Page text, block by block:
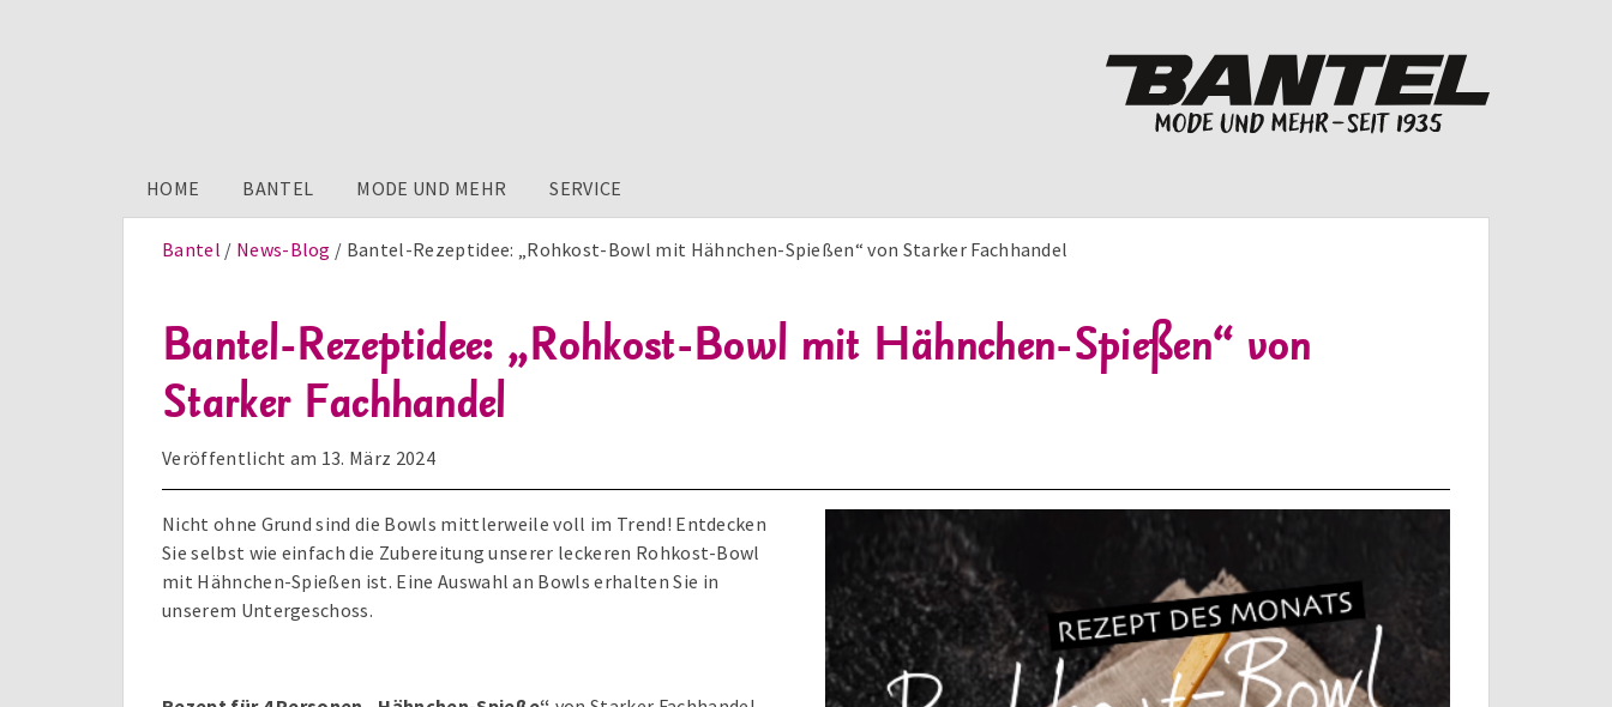
HOME BANTEL MODE UND MEHR SERVICE
Bantel News-Blog Bantel-Rezeptidee: „Rohkost-Bowl mit Hähnchen-Spießen“ von Starker Fachhandel
Bantel-Rezeptidee: „Rohkost-Bowl mit Hähnchen-Spießen“ von
Starker Fachhandel
Veröffentlicht am 13. März 2024
Nicht ohne Grund sind die Bowls mittlerweile voll im Trend! Entdecken
Sie selbst wie einfach die Zubereitung unserer leckeren Rohkost-Bowl
mit Hähnchen-Spießen ist. Eine Auswahl an Bowls erhalten Sie in
unserem Untergeschoss.